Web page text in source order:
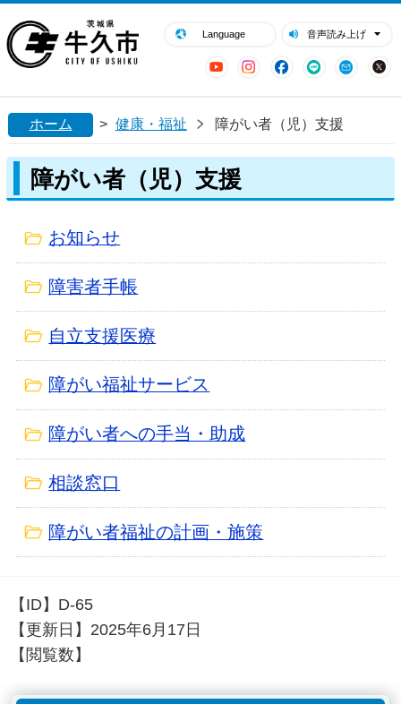
Language 音声読み上げ
YouTubeInstagram
Facebook
LINE Mail
閉じる
ホーム > 健康・福祉 障がい者（児）支援
障がい者（児）支援
お知らせ
障害者手帳
自立支援医療
障がい福祉サービス
障がい者への手当・助成
相談窓口
障がい者福祉の計画・施策
【ID】 D-65
【更新日】 2025年6月17日
【閲覧数】